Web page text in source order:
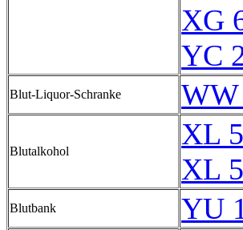
XG
YC
Blut-Liquor-Schranke WW
Blutalkohol
XL
XL
Blutbank YU